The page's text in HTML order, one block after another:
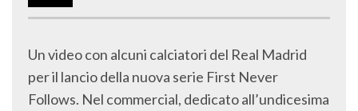
Un video con alcuni calciatori del Real Madrid
per il lancio della nuova serie First Never
Follows. Nel commercial, dedicato all’undicesima